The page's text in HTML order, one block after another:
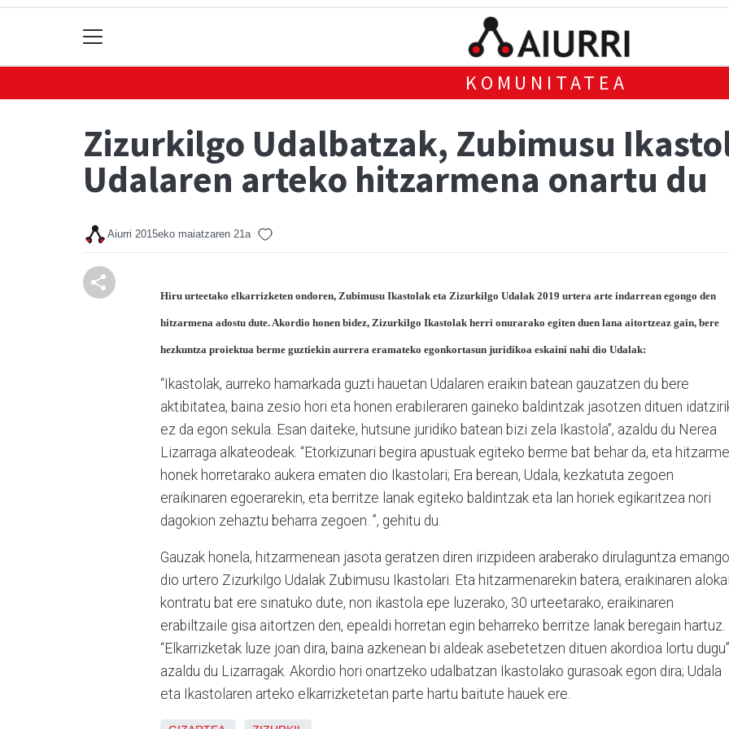
KOMUNITATEA
Zizurkilgo Udalbatzak, Zubimusu
Udalaren arteko hitzarmena onartu du
Aiurri 2015eko maiatzaren 21a
Hiru urteetako elkarrizketen ondoren, Zubimusu Ikastolak eta Zizurkilgo Udalak 2019 urtera arte indarrean egongo den
hitzarmena adostu dute. Akordio honen bidez, Zizurkilgo Ikastolak herri onurarako egiten duen lana aitortzeaz gain, bere
hezkuntza proiektua berme guztiekin aurrera eramateko egonkortasun juridikoa eskaini nahi dio Udalak:
“Ikastolak, aurreko hamarkada guzti hauetan Udalaren eraikin batean gauzatzen du bere
aktibitatea, baina zesio hori eta honen erabileraren gaineko baldintzak jasotzen dituen
ez da egon sekula. Esan daiteke, hutsune juridiko batean bizi zela Ikastola”, azaldu du Nerea
Lizarraga alkateodeak. “Etorkizunari begira apustuak egiteko berme bat behar da, eta
honek horretarako aukera ematen dio Ikastolari; Era berean, Udala, kezkatuta zegoen
eraikinaren egoerarekin, eta berritze lanak egiteko baldintzak eta lan horiek egikaritzea nori
dagokion zehaztu beharra zegoen. ”, gehitu du.
Gauzak honela, hitzarmenean jasota geratzen diren irizpideen araberako dirulaguntza emango
dio urtero Zizurkilgo Udalak Zubimusu Ikastolari. Eta hitzarmenarekin batera, eraikinaren
kontratu bat ere sinatuko dute, non ikastola epe luzerako, 30 urteetarako, eraikinaren
erabiltzaile gisa aitortzen den, epealdi horretan egin beharreko berritze lanak beregain hartuz.
“Elkarrizketak luze joan dira, baina azkenean bi aldeak asebetetzen dituen akordioa lortu
azaldu du Lizarragak. Akordio hori onartzeko udalbatzan Ikastolako gurasoak egon dira; Udala
eta Ikastolaren arteko elkarrizketetan parte hartu baitute hauek ere.